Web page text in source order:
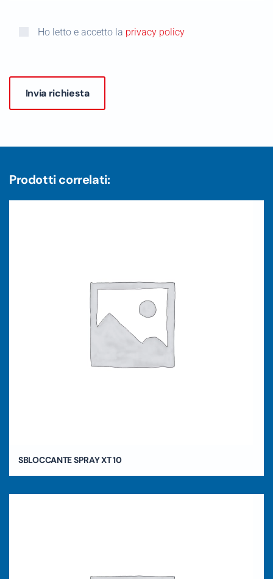
Ho letto e accetto la privacy policy
Prodotti correlati:
SBLOCCANTE SPRAY XT 10